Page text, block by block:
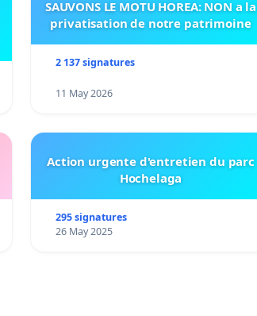
SAUVONS LE MOTU HOREA: NON a la
privatisation de notre patrimoine
2 137 signatures
11 May 2026
Action urgente d'entretien du parc
Hochelaga
295 signatures
26 May 2025